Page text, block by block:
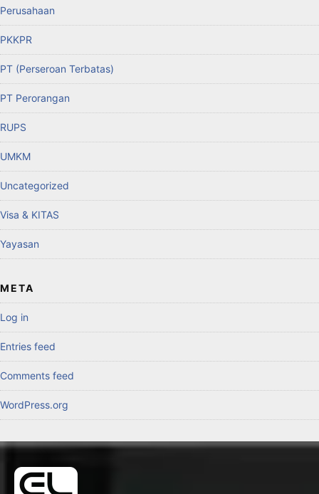
Perusahaan
PKKPR
PT (Perseroan Terbatas)
PT Perorangan
RUPS
UMKM
Uncategorized
Visa & KITAS
Yayasan
META
Log in
Entries feed
Comments feed
WordPress.org